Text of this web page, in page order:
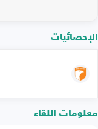
الإحصائيات
معلومات اللقاء